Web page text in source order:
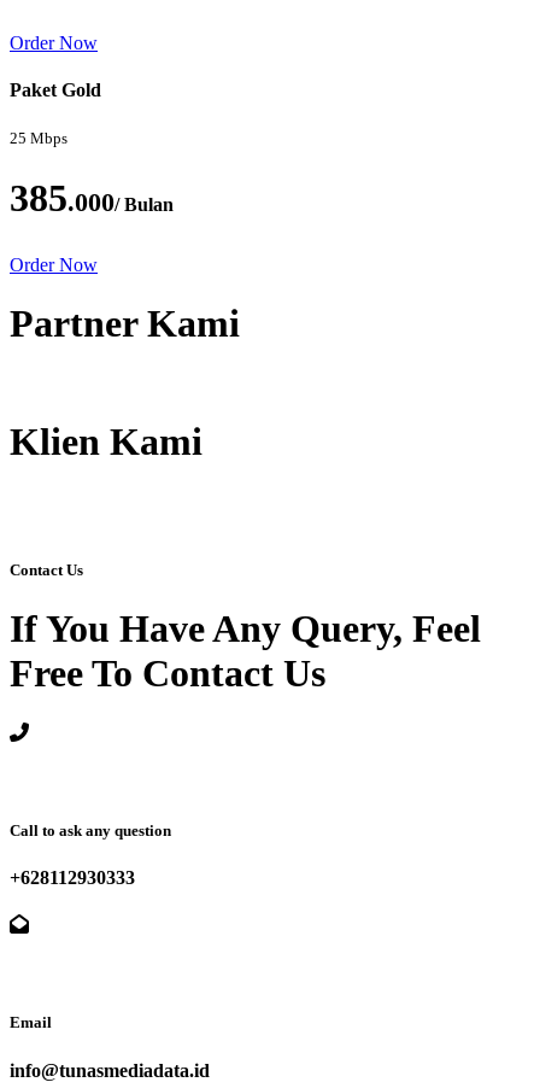
Order Now
Paket Gold
25 Mbps
385.000/ Bulan
Order Now
Partner Kami
Klien Kami
Contact Us
If You Have Any Query, Feel
Free To Contact Us
Call to ask any question
+628112930333
Email
info@tunasmediadata.id